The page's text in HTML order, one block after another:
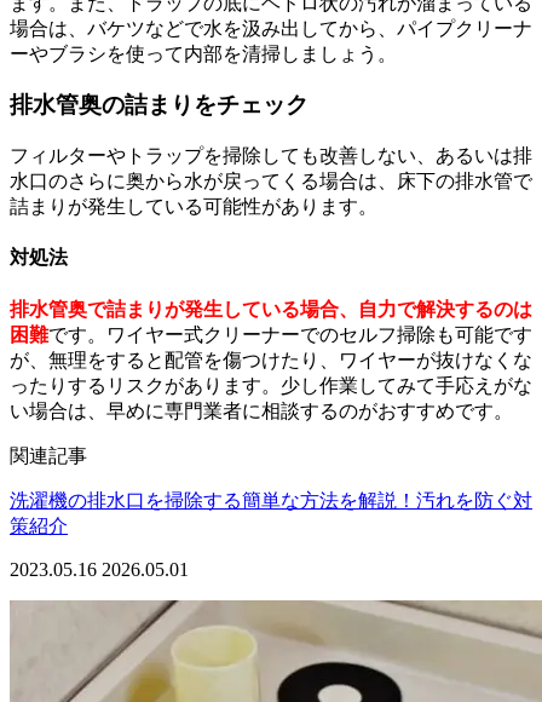
場合は、バケツなどで水を汲み出してから、パイプクリーナ
ーやブラシを使って内部を清掃しましょう。
排水管奥の詰まりをチェック
フィルターやトラップを掃除しても改善しない、あるいは排
水口のさらに奥から水が戻ってくる場合は、床下の排水管で
詰まりが発生している可能性があります。
対処法
排水管奥で詰まりが発生している場合、自力で解決するのは
困難です。ワイヤー式クリーナーでのセルフ掃除も可能です
が、無理をすると配管を傷つけたり、ワイヤーが抜けなくな
ったりするリスクがあります。少し作業してみて手応えがな
い場合は、早めに専門業者に相談するのがおすすめです。
関連記事
洗濯機の排水口を掃除する簡単な方法を解説！汚れを防ぐ対
策紹介
2023.05.16 2026.05.01